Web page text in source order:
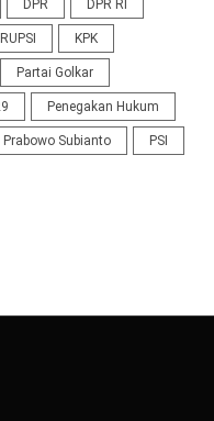
DPR DPR RI
KPK
Partai Golkar
Penegakan Hukum
Prabowo Subianto PSI